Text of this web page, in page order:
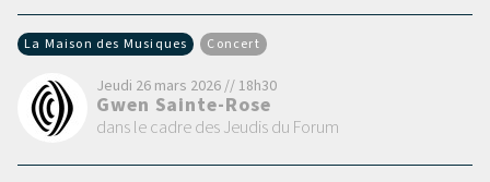
La Maison des Musiques Concert
Jeudi 26 mars 2026 // 18h30
Gwen Sainte-Rose
dans le cadre des Jeudis du Forum